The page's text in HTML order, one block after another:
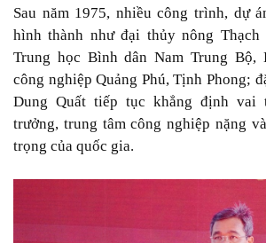
Sau năm 1975, nhiều công trình, dự
hình thành như đại thủy nông Thạch
Trung học Bình dân Nam Trung Bộ,
công nghiệp Quảng Phú, Tịnh Phong;
Dung Quất tiếp tục khẳng định vai
trưởng, trung tâm công nghiệp nặng
trọng của quốc gia.